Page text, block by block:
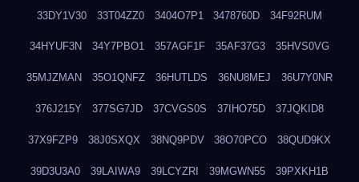
33DY1V30 33T04ZZ0 3404O7P1 3478760D 34F92RUM
34HYUF3N 34Y7PBO1 357AGF1F 35AF37G3 35HVS0VG
35MJZMAN 35O1QNFZ 36HUTLDS 36NU8MEJ 36U7Y0NR
376J215Y 377SG7JD 37CVGS0S 37IHO75D 37JQKID8
37X9FZP9 38J0SXQX 38NQ9PDV 38O70PCO 38QUD9KX
39D3U3A0 39LAIWA9 39LCYZRI 39MGWN55 39PXKH1B